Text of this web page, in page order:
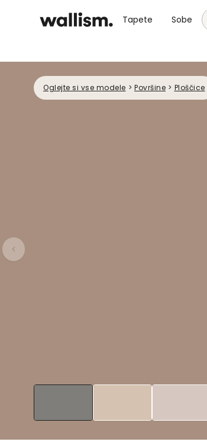
Tapete Sobe
Oglejte si vse modele > Površine > Ploščice